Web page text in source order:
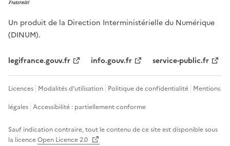
Un produit de la Direction Interministérielle du Numérique
(DINUM).
legifrance.gouv.fr info.gouv.fr service-public.fr
Licences Modalités d'utilisation Politique de confidentialité Mentions
légales Accessibilité : partiellement conforme
Sauf indication contraire, tout le contenu de ce site est disponible sous
la licenceOpen Licence 2.0